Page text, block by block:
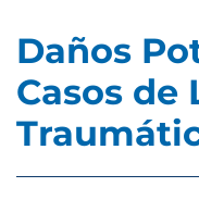
Daños
Casos de